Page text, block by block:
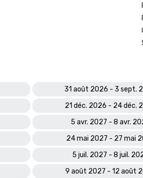
31 août 2026 - 3 sept.
21 déc. 2026 - 24 déc.
5 avr. 2027 - 8 avr.
24 mai 2027 - 27 mai
5 juil. 2027 - 8 juil.
9 août 2027 - 12 août